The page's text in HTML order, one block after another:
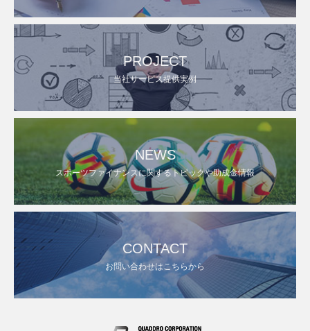
PROJECT
当社サービス提供実例
NEWS
スポーツファイナンスに関するトピックや助成金情報
CONTACT
お問い合わせはこちらから